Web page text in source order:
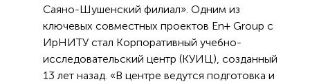
Саяно-Шушенский филиал». Одним из
ключевых совместных проектов En+ Group с
ИрНИТУ стал Корпоративный учебно-
исследовательский центр (КУИЦ), созданный
13 лет назад. «В центре ведутся подготовка и